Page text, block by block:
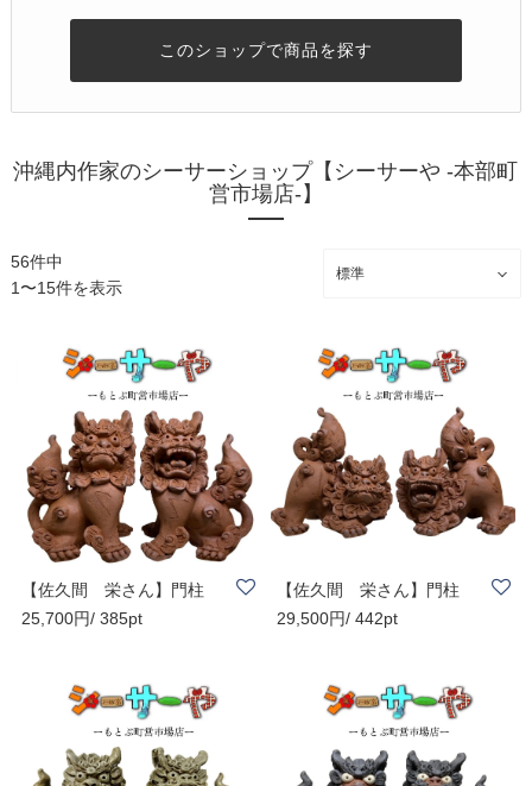
このショップで商品を探す
沖縄内作家のシーサーショップ【シーサーや -本部町
営市場店-】
56件中
1〜15件を表示
【佐久間 栄さん】門柱
（立）赤 H200 | ..
25,700円/ 385pt
【佐久間 栄さん】門柱
（横）赤 H200 | ..
29,500円/ 442pt